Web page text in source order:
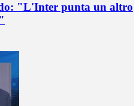
"L'Inter punta un altro